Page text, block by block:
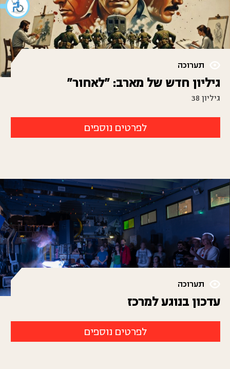
תערוכה
גיליון חדש של מארב: "לאחור"
גיליון 38
לפרטים נוספים
תערוכה
עדכון בנוגע למרכז
לפרטים נוספים